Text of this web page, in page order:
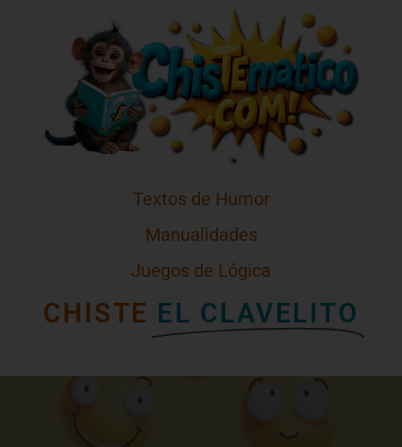
Textos de Humor
Manualidades
Juegos de Lógica
CHISTE EL CLAVELITO